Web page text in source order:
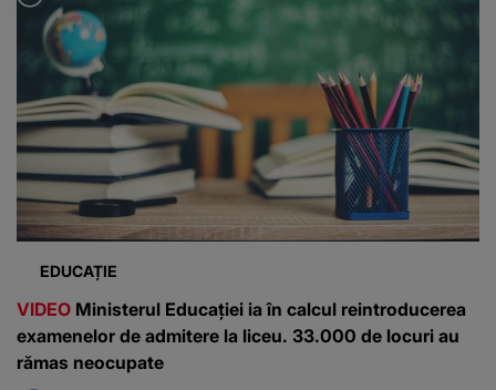
EDUCAȚIE
VIDEO Ministerul Educației ia în calcul reintroducerea
examenelor de admitere la liceu. 33.000 de locuri au
rămas neocupate